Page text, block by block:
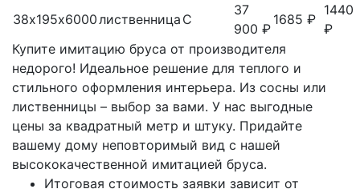
38х195х6000лиственница С
37
900 ₽
1685 ₽
1440
₽
Купите имитацию бруса от производителя
недорого! Идеальное решение для теплого и
стильного оформления интерьера. Из сосны или
лиственницы – выбор за вами. У нас выгодные
цены за квадратный метр и штуку. Придайте
вашему дому неповторимый вид с нашей
высококачественной имитацией бруса.
Итоговая стоимость заявки зависит от